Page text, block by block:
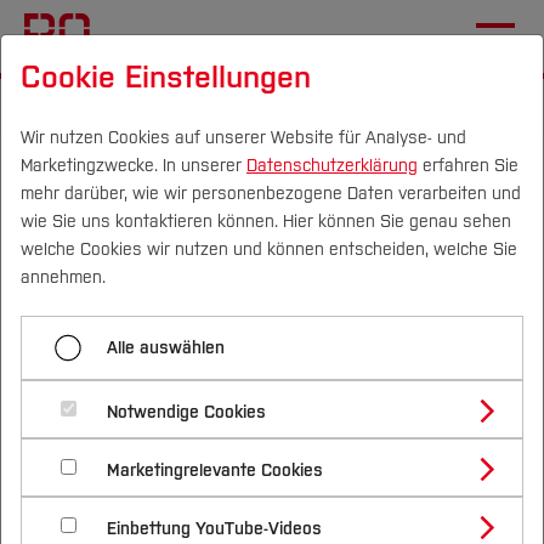
Campus Personen DE|EN Quicklinks
Studium
Studienangebote
Bachelorstudiengänge
Masterstudiengänge
Vor dem Studium
Bewerben & Einschreiben
Bewerbungsportal
Im Studium
Studienbüros und Prüfungen
Nach dem Studium
Forschung & Transfer
Profil
Forschungs- und Transferprofil
Schwerpunkte (FuT)
Beratung & Förderung
Nachhaltigkeit
Nachhaltigkeit studieren
International
Neue Telefonnummer für
die Moodle-Hotline
15.01.2026
Im Rahmen der hochschulweiten
Neuvergabe von Telefonnummern
ändert sich auch die Nummer der
Moodle Hotline (Moodle Helpdesk).
Cookie Einstellungen
Wir nutzen Cookies auf unserer Website für Analyse- und
Marketingzwecke. In unserer Datenschutzerklärung erfahren Sie
mehr darüber, wie wir personenbezogene Daten verarbeiten und
wie Sie uns kontaktieren können. Hier können Sie genau sehen
welche Cookies wir nutzen und können entscheiden, welche Sie
annehmen.
Alle auswählen
Notwendige Cookies
Marketingrelevante Cookies
Einbettung YouTube-Videos